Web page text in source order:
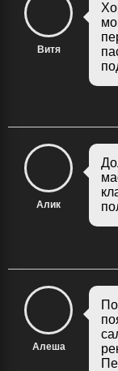
Витя
Алик
Алеша